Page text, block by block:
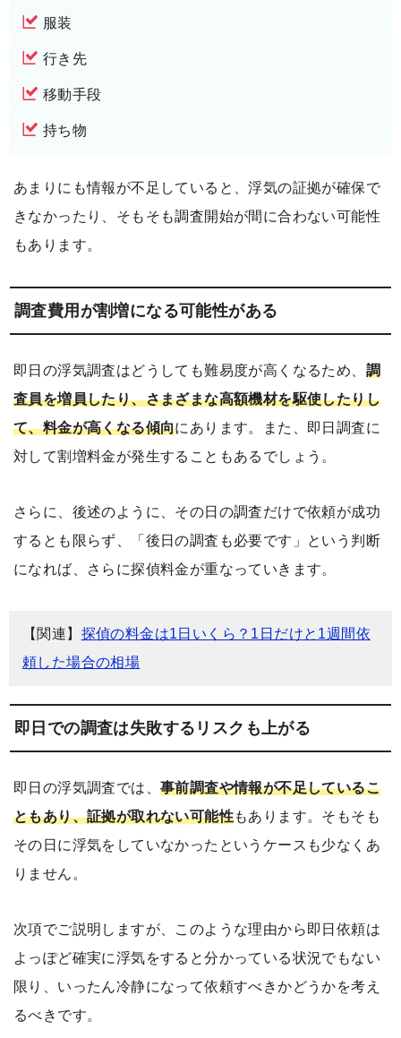
服装
行き先
移動手段
持ち物
あまりにも情報が不足していると、浮気の証拠が確保で
きなかったり、そもそも調査開始が間に合わない可能性
もあります。
調査費用が割増になる可能性がある
即日の浮気調査はどうしても難易度が高くなるため、 調
査員を増員したり、さまざまな高額機材を駆使したりし
て、料金が高くなる傾向にあります。また、即日調査に
対して割増料金が発生することもあるでしょう。
さらに、後述のように、その日の調査だけで依頼が成功
するとも限らず、「後日の調査も必要です」という判断
になれば、さらに探偵料金が重なっていきます。
【関連】 探偵の料金は1日いくら？1日だけと1週間依
頼した場合の相場
即日での調査は失敗するリスクも上がる
即日の浮気調査では、 事前調査や情報が不足しているこ
ともあり、証拠が取れない可能性もあります。そもそも
その日に浮気をしていなかったというケースも少なくあ
りません。
次項でご説明しますが、このような理由から即日依頼は
よっぽど確実に浮気をすると分かっている状況でもない
限り、いったん冷静になって依頼すべきかどうかを考え
るべきです。